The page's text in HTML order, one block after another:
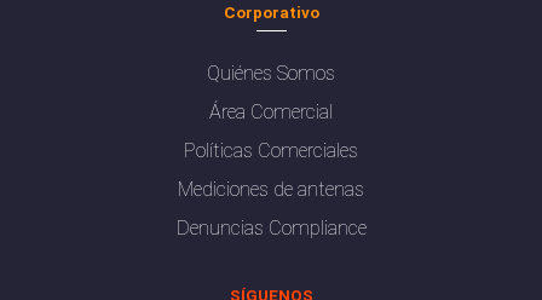
Corporativo
Quiénes Somos
Área Comercial
Políticas Comerciales
Mediciones de antenas
Denuncias Compliance
SÍGUENOS